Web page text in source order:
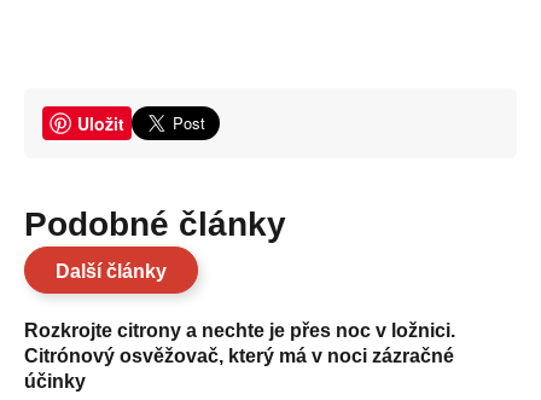
Uložit
Podobné články
Další články
Rozkrojte citrony a nechte je přes noc v ložnici.
Citrónový osvěžovač, který má v noci zázračné
účinky